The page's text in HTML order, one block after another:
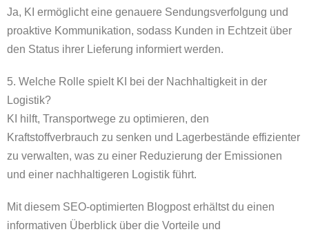
Ja, KI ermöglicht eine genauere Sendungsverfolgung und
proaktive Kommunikation, sodass Kunden in Echtzeit über
den Status ihrer Lieferung informiert werden.
5. Welche Rolle spielt KI bei der Nachhaltigkeit in der
Logistik?
KI hilft, Transportwege zu optimieren, den
Kraftstoffverbrauch zu senken und Lagerbestände effizienter
zu verwalten, was zu einer Reduzierung der Emissionen
und einer nachhaltigeren Logistik führt.
Mit diesem SEO-optimierten Blogpost erhältst du einen
informativen Überblick über die Vorteile und